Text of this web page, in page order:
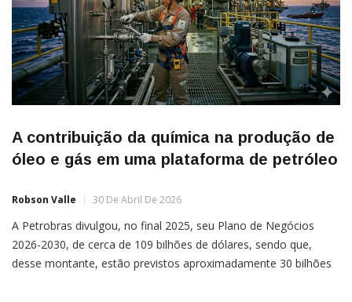
A contribuição da química na produção de
óleo e gás em uma plataforma de petróleo
Robson Valle 30 De Abril De 2026
A Petrobras divulgou, no final 2025, seu Plano de Negócios
2026-2030, de cerca de 109 bilhões de dólares, sendo que,
desse montante, estão previstos aproximadamente 30 bilhões